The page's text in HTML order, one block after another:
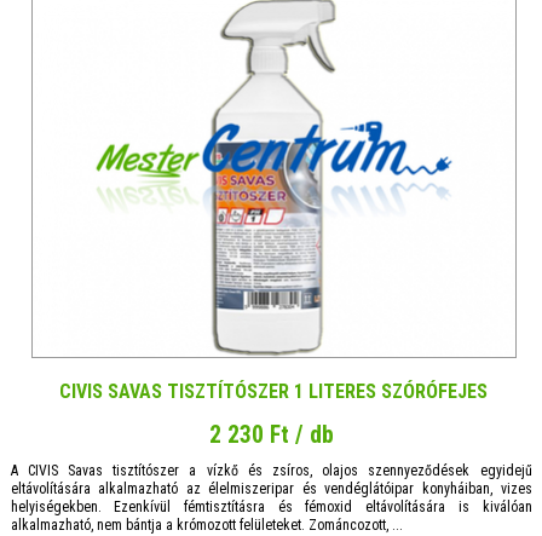
CIVIS SAVAS TISZTÍTÓSZER 1 LITERES SZÓRÓFEJES
2 230 Ft / db
A CIVIS Savas tisztítószer a vízkő és zsíros, olajos szennyeződések egyidejű
eltávolítására alkalmazható az élelmiszeripar és vendéglátóipar konyháiban, vizes
helyiségekben. Ezenkívül fémtisztításra és fémoxid eltávolítására is kiválóan
alkalmazható, nem bántja a krómozott felületeket. Zománcozott, ...